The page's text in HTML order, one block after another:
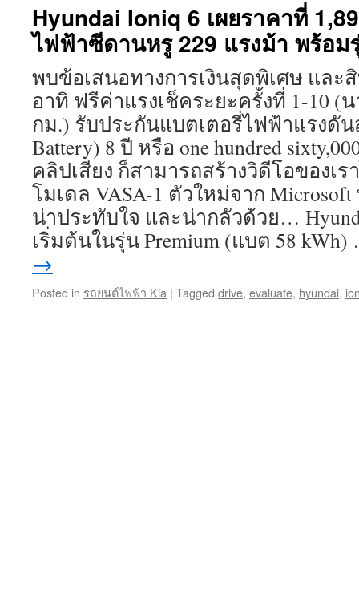
Hyundai Ioniq 6 เผยราคาที่
ไฟฟ้าซีดานหรู 229 แรงม้า พร้อ
พบข้อเสนอทางการเงินสุดพิเศษ และ
อาทิ ฟรีค่าแรงเช็คระยะครั้งที่ 1-10 (น
กม.) รับประกันแบตเตอรี่ไฟฟ้าแรงดัน
Battery) 8 ปี หรือ one hundred
คลิปเสียง ก็สามารถสร้างวิดีโอของเ
โมเดล VASA-1 ตัวใหม่จาก
น่าประทับใจ และน่ากลัวด้วย…
เริ่มต้นในรุ่น Premium (แบต 58
→
Posted in รถยนต์ไฟฟ้า Kia | Tagged drive, evaluate, hyundai,